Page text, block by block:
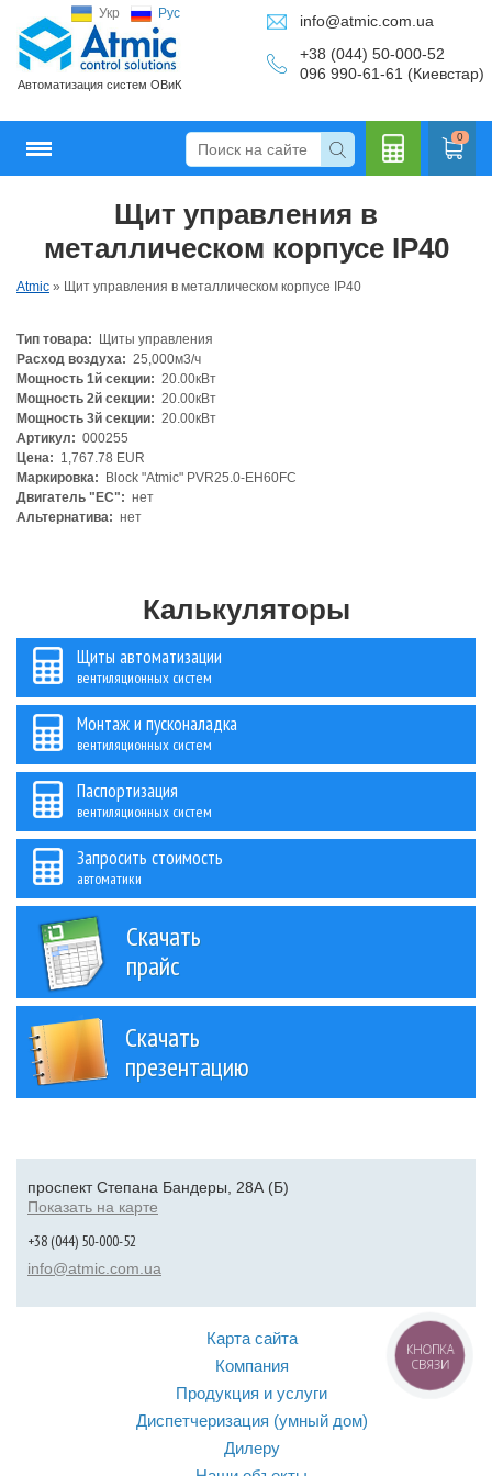
Укр Рус
Автоматизация систем ОВиК
info@atmic.com.ua
+38 (044) 50-000-52
096 990-61-61 (Киевстар)
0
Щит управления в
металлическом корпусе IP40
Atmic » Щит управления в металлическом корпусе IP40
Тип товара:
Щиты управления
Расход воздуха: 25,000м3/ч
Мощность 1й секции: 20.00кВт
Мощность 2й секции: 20.00кВт
Мощность 3й секции: 20.00кВт
Артикул: 000255
Цена: 1,767.78 EUR
Маркировка:
Block "Atmic" PVR25.0-EH60FC
Двигатель "ЕС": нет
Альтернатива: нет
Калькуляторы
Щиты автоматизации
вентиляционных систем
Монтаж и пусконаладка
вентиляционных систем
Паспортизация
вентиляционных систем
Запросить стоимость
автоматики
Скачать
прайс
Скачать
презентацию
проспект Степана Бандеры, 28А (Б)
Показать на карте
+38 (044) 50-000-52
info@atmic.com.ua
Карта сайта
Компания
Продукция и услуги
Диспетчеризация (умный дом)
Дилеру
КНОПКА
СВЯЗИ